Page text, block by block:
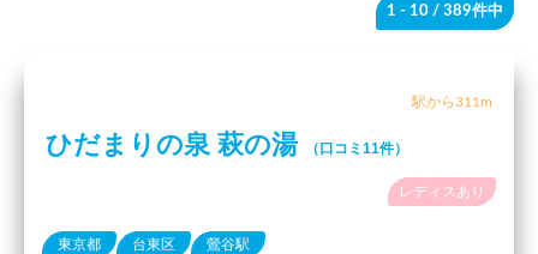
1 - 10 / 389件中
駅から311m
ひだまりの泉 萩の湯 （口コミ11件）
レディスあり
東京都 台東区 鶯谷駅